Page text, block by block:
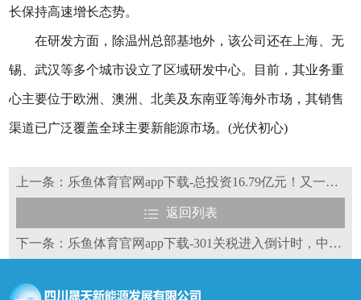
长保持高速增长态势。
在研发方面，除温州总部基地外，该公司还在上海、无
锡、武汉等多个城市设立了区域研发中心。目前，其业务重
心主要位于欧洲、澳洲、北美及东南亚等海外市场，其销售
渠道已广泛覆盖全球主要新能源市场。(光伏初心)
上一条：乐鱼体育官网app下载-总投资16.79亿元！又一光伏项目正式投产
返回列表
下一条：乐鱼体育官网app下载-301关税进入倒计时，中国多晶硅等产品成打击对象